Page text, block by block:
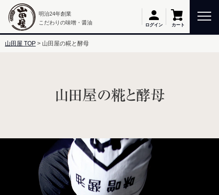
明治24年創業
こだわりの味噌・醤油
ログイン カート
山田屋 TOP 山田屋の糀と酵母
山田屋の糀と酵母